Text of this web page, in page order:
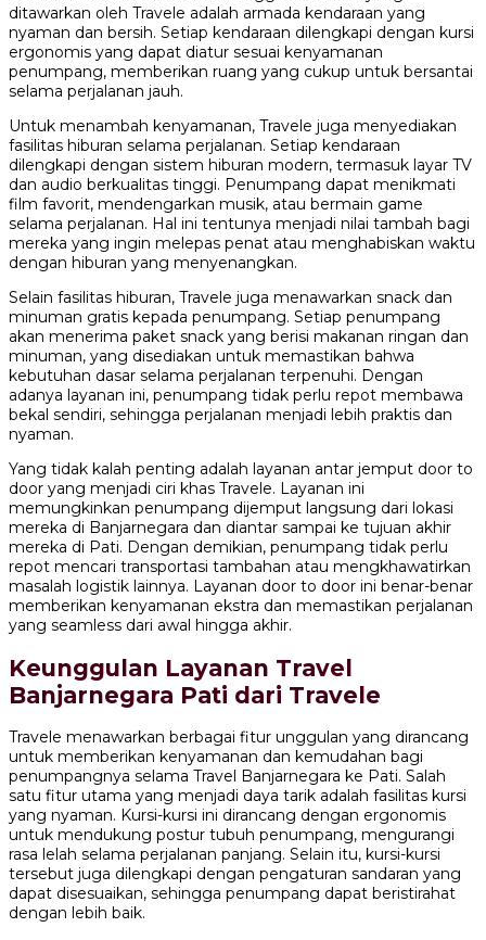
ditawarkan oleh Travele adalah armada kendaraan yang
nyaman dan bersih. Setiap kendaraan dilengkapi dengan kursi
ergonomis yang dapat diatur sesuai kenyamanan
penumpang, memberikan ruang yang cukup untuk bersantai
selama perjalanan jauh.
Untuk menambah kenyamanan, Travele juga menyediakan
fasilitas hiburan selama perjalanan. Setiap kendaraan
dilengkapi dengan sistem hiburan modern, termasuk layar TV
dan audio berkualitas tinggi. Penumpang dapat menikmati
film favorit, mendengarkan musik, atau bermain game
selama perjalanan. Hal ini tentunya menjadi nilai tambah bagi
mereka yang ingin melepas penat atau menghabiskan waktu
dengan hiburan yang menyenangkan.
Selain fasilitas hiburan, Travele juga menawarkan snack dan
minuman gratis kepada penumpang. Setiap penumpang
akan menerima paket snack yang berisi makanan ringan dan
minuman, yang disediakan untuk memastikan bahwa
kebutuhan dasar selama perjalanan terpenuhi. Dengan
adanya layanan ini, penumpang tidak perlu repot membawa
bekal sendiri, sehingga perjalanan menjadi lebih praktis dan
nyaman.
Yang tidak kalah penting adalah layanan antar jemput door to
door yang menjadi ciri khas Travele. Layanan ini
memungkinkan penumpang dijemput langsung dari lokasi
mereka di Banjarnegara dan diantar sampai ke tujuan akhir
mereka di Pati. Dengan demikian, penumpang tidak perlu
repot mencari transportasi tambahan atau mengkhawatirkan
masalah logistik lainnya. Layanan door to door ini benar-benar
memberikan kenyamanan ekstra dan memastikan perjalanan
yang seamless dari awal hingga akhir.
Keunggulan Layanan Travel
Banjarnegara Pati dari Travele
Travele menawarkan berbagai fitur unggulan yang dirancang
untuk memberikan kenyamanan dan kemudahan bagi
penumpangnya selama Travel Banjarnegara ke Pati. Salah
satu fitur utama yang menjadi daya tarik adalah fasilitas kursi
yang nyaman. Kursi-kursi ini dirancang dengan ergonomis
untuk mendukung postur tubuh penumpang, mengurangi
rasa lelah selama perjalanan panjang. Selain itu, kursi-kursi
tersebut juga dilengkapi dengan pengaturan sandaran yang
dapat disesuaikan, sehingga penumpang dapat beristirahat
dengan lebih baik.